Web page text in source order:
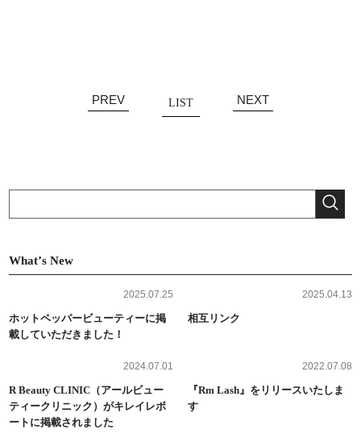
PREV LIST NEXT
Whatʼs New
2025.07.25
ホットペッパービューティーに掲
載していただきました！
2025.04.13
相互リンク
2024.07.01
R Beauty CLINIC（アールビュー
ティークリニック）がキレイレポ
ートに掲載されました
2022.07.08
『Rm Lash』をリリースいたしま
す